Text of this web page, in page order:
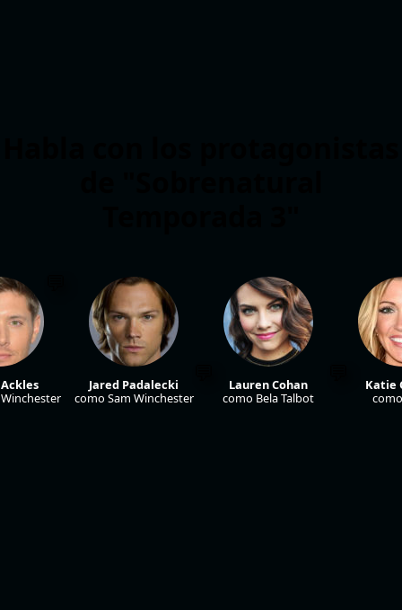
Jared Padalecki
como Sam Winchester
Lauren Cohan
como Bela Talbot
Katie